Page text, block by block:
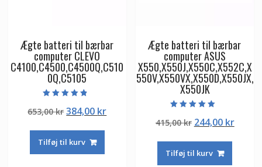
Ægte batteri til bærbar
computer CLEVO
C4100,C4500,C4500Q,C510
0Q,C5105
4.50
ud af 5
653,00krDen
pris
var:
384,00 krDen
Tilføj til kurv
Ægte batteri til bærbar
computer ASUS
X550,X550J,X550C,X552C,X
550V,X550VX,X550D,X550JX,
X550JK
5.00
ud af 5
415,00kr Den
pris
var:
244,00 krDen
Tilføj til kurv